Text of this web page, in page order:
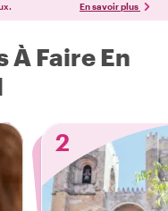
En savoir plus
À Faire En
2